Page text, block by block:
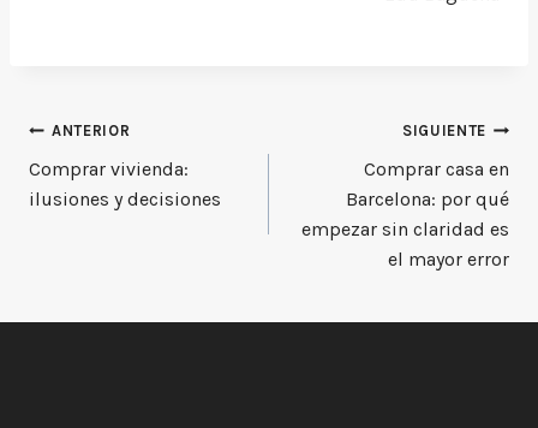
Navegación
de
ANTERIOR
Comprar vivienda:
ilusiones y decisiones
SIGUIENTE
Comprar casa en
Barcelona: por qué
empezar sin claridad es
el mayor error